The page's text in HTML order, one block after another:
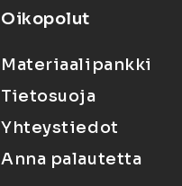
Oikopolut
Materiaalipankki
Tietosuoja
Yhteystiedot
Anna palautetta